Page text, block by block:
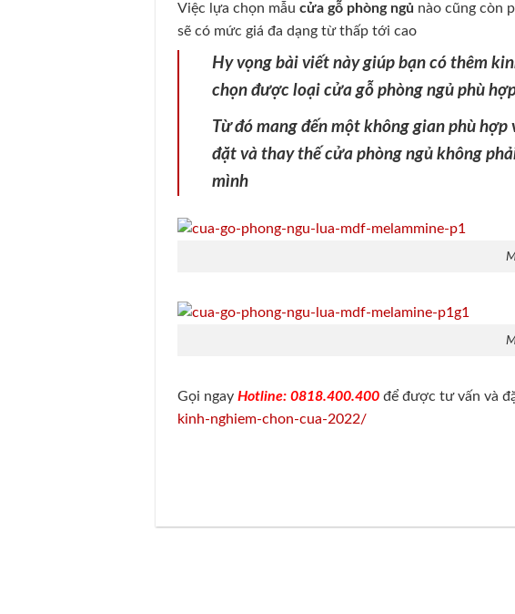
Việc lựa chọn mẫucửa gỗ phòng ngủ nào cũng còn
sẽ có mức giá đa dạng từ thấp tới cao
Hy vọng bài viết này giúp bạn có thêm
chọn được loại cửa gỗ phòng ngủ phù
Từ đó mang đến một không gian phù
đặt và thay thế cửa phòng ngủ không
mình
Gọi ngayHotline: 0818.400.400 để được tư vấn và
kinh-nghiem-chon-cua-2022/